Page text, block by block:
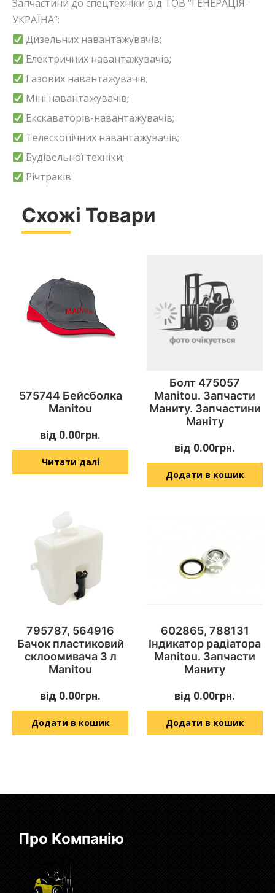
Запчастини до спецтехніки від ТОВ “ГЕНЕРАЦІЯ-
УКРАЇНА”:
Дизельних навантажувачів;
Електричних навантажувачів;
Газових навантажувачів;
Міні навантажувачів;
Екскаваторів-навантажувачів;
Телескопічних навантажувачів;
Будівельної техніки;
Річтраків
Схожі Товари
575744 Бейсболка
Manitou
від 0.00грн.
Читати далі
Болт 475057
Manitou. Запчасти
Маниту. Запчастини
Маніту
від 0.00грн.
Додати в кошик
795787, 564916
Бачок пластиковий
склоомивача 3 л
Manitou
від 0.00грн.
Додати в кошик
602865, 788131
Індикатор радіатора
Manitou. Запчасти
Маниту
від 0.00грн.
Додати в кошик
Про Компанію